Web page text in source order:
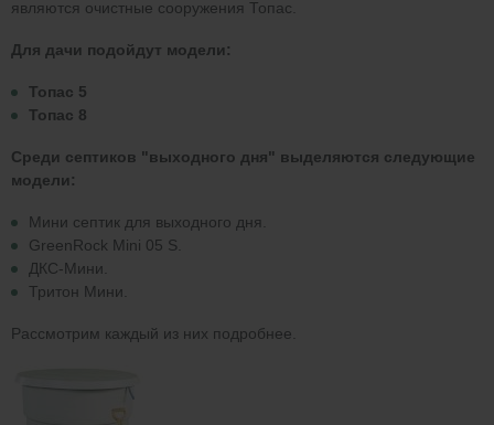
являются очистные сооружения Топас.
Для дачи подойдут модели:
Топас 5
Топас 8
Среди септиков "выходного дня" выделяются следующие
модели:
Мини септик для выходного дня.
GreenRock Mini 05 S.
ДКС-Мини.
Тритон Мини.
Рассмотрим каждый из них подробнее.